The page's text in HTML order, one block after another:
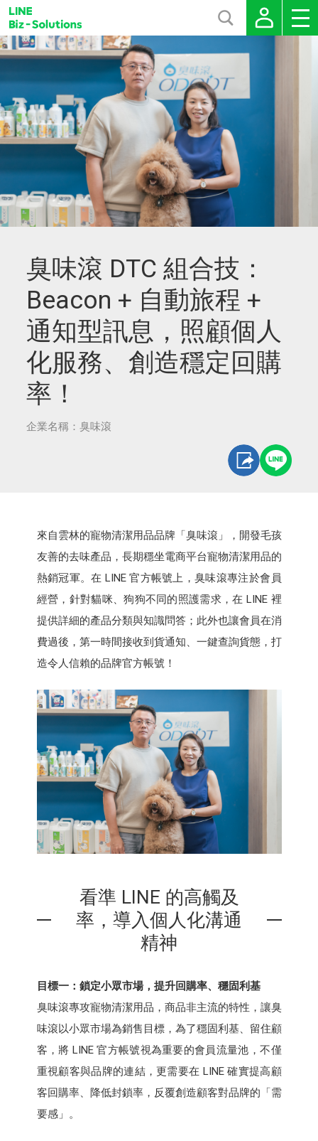
臭味滾 DTC 組合技：
Beacon + 自動旅程 +
通知型訊息，照顧個人
化服務、創造穩定回購
率！
企業名稱：臭味滾
來自雲林的寵物清潔用品品牌「臭味滾」，開發毛孩
友善的去味產品，長期穩坐電商平台寵物清潔用品的
熱銷冠軍。在 LINE 官方帳號上，臭味滾專注於會員
經營，針對貓咪、狗狗不同的照護需求，在 LINE 裡
提供詳細的產品分類與知識問答；此外也讓會員在消
費過後，第一時間接收到貨通知、一鍵查詢貨態，打
造令人信賴的品牌官方帳號！
看準 LINE 的高觸及
率，導入個人化溝通
精神
目標一：鎖定小眾市場，提升回購率、穩固利基
臭味滾專攻寵物清潔用品，商品非主流的特性，讓臭
味滾以小眾市場為銷售目標，為了穩固利基、留住顧
客，將 LINE 官方帳號視為重要的會員流量池，不僅
重視顧客與品牌的連結，更需要在 LINE 確實提高顧
客回購率、降低封鎖率，反覆創造顧客對品牌的「需
要感」。